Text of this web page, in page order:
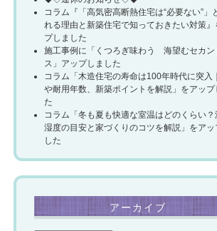
コラム『「高気密高断熱住宅は“必要ない”」
れる理由と新築住宅で知っておきたい対策』
プしました
施工事例に「くつろぎ味わう 海望むセカン
ス」アップしました
コラム「木造住宅の寿命は100年時代に突入
や耐用年数、新築ポイントを解説」をアップ
た
コラム「冬も夏も快適な室温はどのくらい？
湿度の目安と家づくりのコツを解説」をアッ
した
アーカイブ